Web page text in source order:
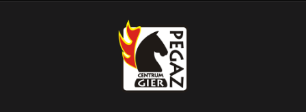
MOJE LISTY ŻYCZEŃ
Utwórz nową listę
UTWÓRZ LISTĘ ŻYCZEŃ
ZALOGUJ SIĘ
MUSISZ BYĆ ZALOGOWANY BY ZAPISAĆ PRODUKTY
NA SWOJEJ LIŚCIE ŻYCZEŃ.